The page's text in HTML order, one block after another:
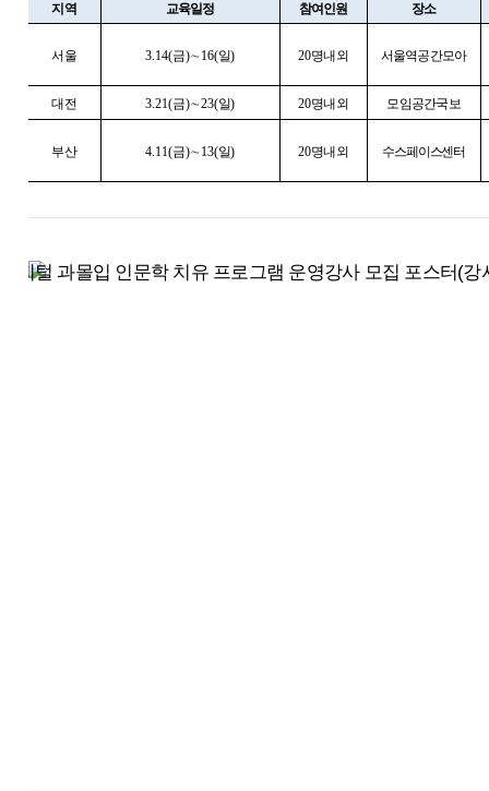
지역 교육일정 참여인원 장소
서울 3.14(금)∼ 16(일) 20명내외 서울역공간모아
대전 3.21(금)∼23(일) 20명내외 모임공간국보
부산 4.11(금)∼ 13(일) 20명내외 수스페이스센터